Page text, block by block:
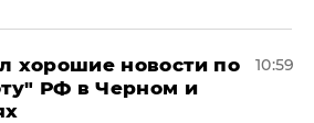
хорошие новости по
РФ в Черном и
10:59